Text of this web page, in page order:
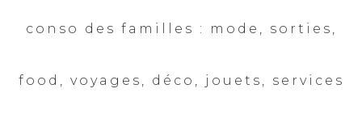
conso des familles : mode, sorties,
food, voyages, déco, jouets, services